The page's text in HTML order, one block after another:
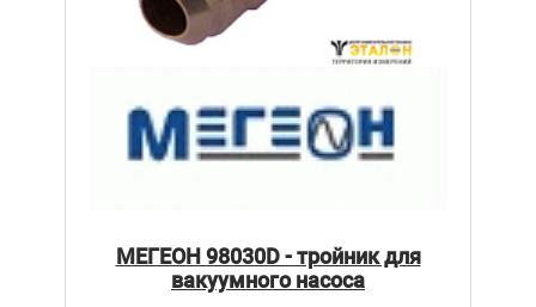
МЕГЕОН 98030D - тройник для
вакуумного насоса